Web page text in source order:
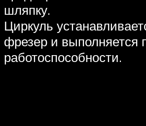
шляпку.
Циркуль
фрезер и выполняется
работоспособности.